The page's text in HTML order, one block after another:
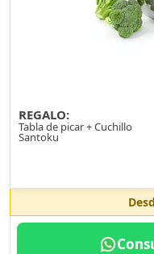
REGALO:
Tabla de picar + Cuchillo
Santoku